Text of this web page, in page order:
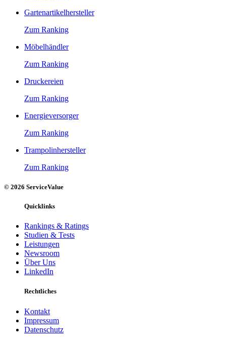
Gartenartikelhersteller
Zum Ranking
Möbelhändler
Zum Ranking
Druckereien
Zum Ranking
Energieversorger
Zum Ranking
Trampolinhersteller
Zum Ranking
© 2026 ServiceValue
Quicklinks
Rankings & Ratings
Studien & Tests
Leistungen
Newsroom
Über Uns
LinkedIn
Rechtliches
Kontakt
Impressum
Datenschutz